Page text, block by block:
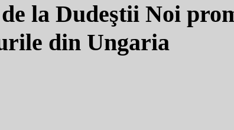
la Dudeştii Noi
din Ungaria